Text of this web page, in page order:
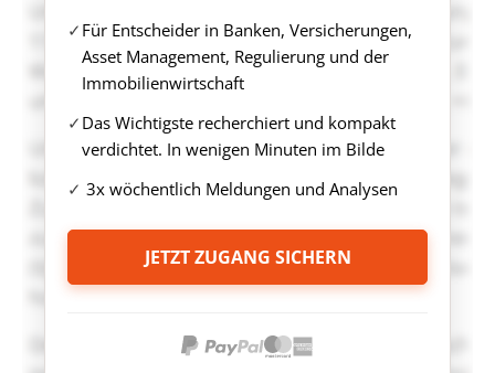
Für Entscheider in Banken, Versicherungen,
Asset Management, Regulierung und der
Immobilienwirtschaft
Das Wichtigste recherchiert und kompakt
verdichtet. In wenigen Minuten im Bilde
3x wöchentlich Meldungen und Analysen
JETZT ZUGANG SICHERN